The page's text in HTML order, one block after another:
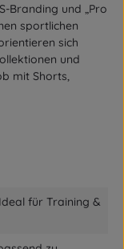
Branding und „Pro
sportlichen
sich
und
mit Shorts,
für Training &